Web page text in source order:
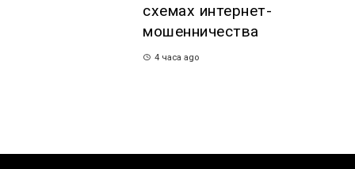
схемах интернет-
мошенничества
4 часа ago